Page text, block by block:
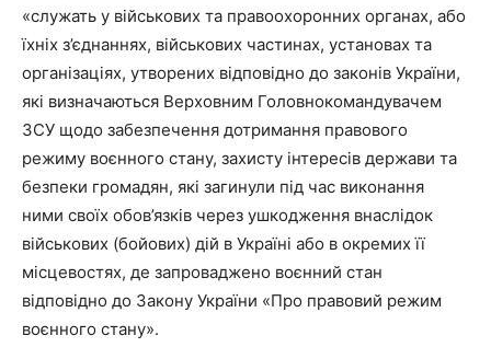
«служать у військових та правоохоронних органах, або
їхніх з’єднаннях, військових частинах, установах та
організаціях, утворених відповідно до законів України,
які визначаються Верховним Головнокомандувачем
ЗСУ щодо забезпечення дотримання правового
режиму воєнного стану, захисту інтересів держави та
безпеки громадян, які загинули під час виконання
ними своїх обов’язків через ушкодження внаслідок
військових (бойових) дій в Україні або в окремих її
місцевостях, де запроваджено воєнний стан
відповідно до Закону України «Про правовий режим
воєнного стану».